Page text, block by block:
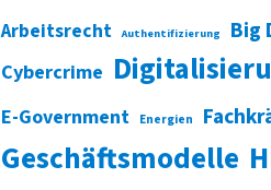
Arbeitsrecht Authentifizierung Big
Cybercrime
E-Government Energien
Geschäftsmodelle